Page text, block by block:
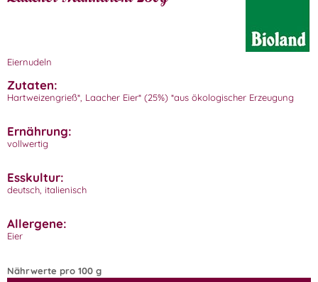
Eiernudeln
Zutaten:
Hartweizengrieß*, Laacher Eier* (25%) *aus ökologischer Erzeugung
Ernährung:
vollwertig
Esskultur:
deutsch, italienisch
Allergene:
Eier
Nährwerte pro 100 g